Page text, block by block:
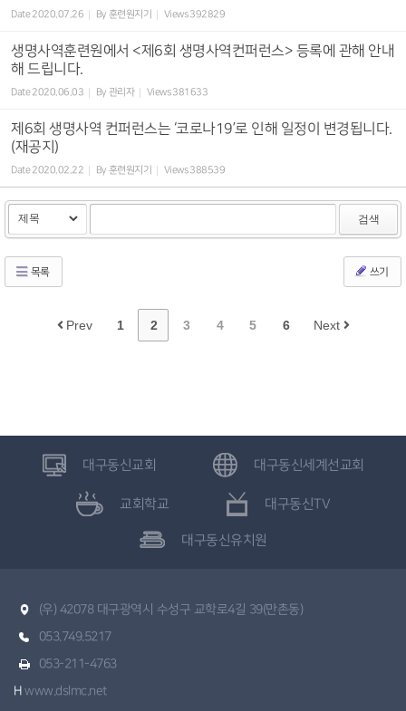
Date 2020.07.26 By 훈련원지기 Views 392829
생명사역훈련원에서 <제6회 생명사역컨퍼런스> 등록에 관해 안내
해 드립니다.
Date 2020.06.03 By 관리자 Views 381633
제6회 생명사역 컨퍼런스는 ‘코로나19’로 인해 일정이 변경됩니다.
(재공지)
Date 2020.02.22 By 훈련원지기 Views 388539
검색
목록 쓰기
Prev 1 2 3 4 5 6 Next
대구동신교회 대구동신세계선교회
교회학교 대구동신TV
대구동신유치원
(우) 42078 대구광역시 수성구 교학로4길 39(만촌동)
053.749.5217
053-211-4763
Hwww.dslmc.net